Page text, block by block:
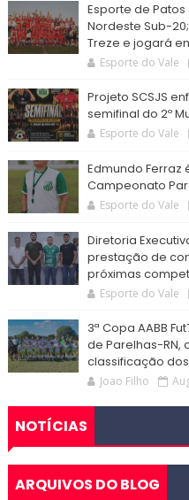
Esporte de
Nordeste Sub-
Treze e jogará
Esporte do Vale
Projeto SCSJS
semifinal do 2º
Esporte do Vale
Edmundo Ferraz
Campeonato
Esporte do Vale
Diretoria
prestação de
próximas
Esporte do Vale
3ª Copa AABB
de Parelhas-RN,
classificação
Joao Filho
NOTÍCIAS
ARQUIVOS DO BLOG